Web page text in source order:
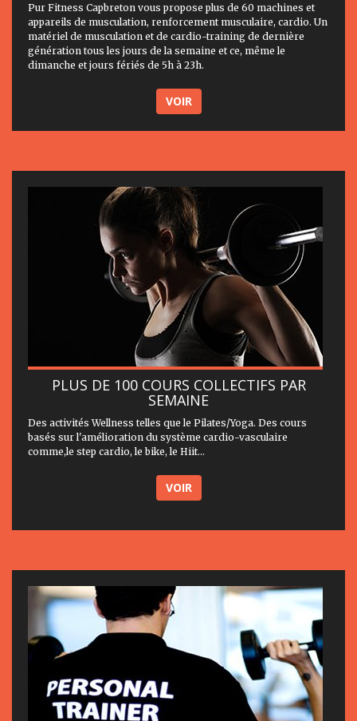
Pur Fitness Capbreton vous propose plus de 60 machines et
appareils de musculation, renforcement musculaire, cardio. Un
matériel de musculation et de cardio-training de dernière
génération tous les jours de la semaine et ce, même le
dimanche et jours fériés de 5h à 23h.
VOIR
PLUS DE 100 COURS COLLECTIFS PAR
SEMAINE
Des activités Wellness telles que le Pilates/Yoga. Des cours
basés sur l'amélioration du système cardio-vasculaire
comme,le step cardio, le bike, le Hiit...
VOIR